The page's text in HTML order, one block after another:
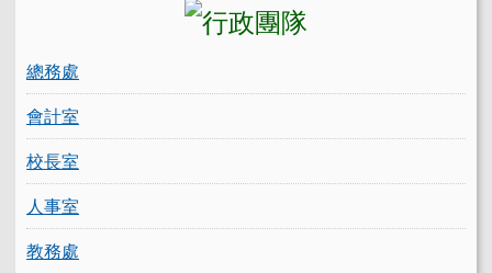
總務處
會計室
校長室
人事室
教務處